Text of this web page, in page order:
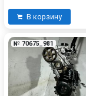
В корзину
№ 70675_981